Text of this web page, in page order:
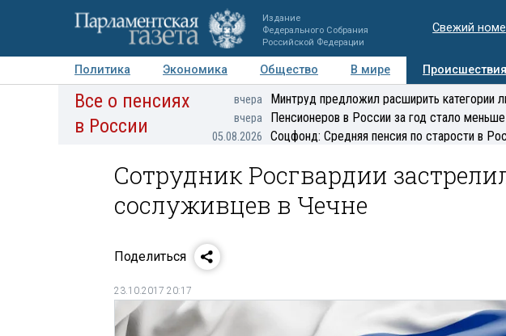
Издание
Федерального Собрания
Российской Федерации
Свежий
Политика Экономика Общество В мире Происшествия
Авторы Персоны Мнения Регионы Медиацентр
Все о пенсиях
в России
вчера Минтруд предложил расширить категории
вчера Пенсионеров в России за год стало
05.08.2026 Соцфонд: Средняя пенсия по старости в
Сотрудник Росгвардии
сослуживцев в Чечне
Поделиться
23.10.2017 20:17